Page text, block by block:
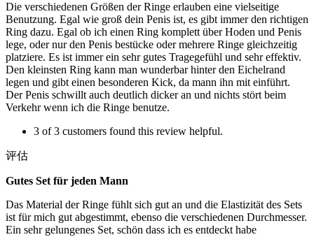
Die verschiedenen Größen der Ringe erlauben eine vielseitige
Benutzung. Egal wie groß dein Penis ist, es gibt immer den richtigen
Ring dazu. Egal ob ich einen Ring komplett über Hoden und Penis
lege, oder nur den Penis bestücke oder mehrere Ringe gleichzeitig
platziere. Es ist immer ein sehr gutes Tragegefühl und sehr effektiv.
Den kleinsten Ring kann man wunderbar hinter den Eichelrand
legen und gibt einen besonderen Kick, da mann ihn mit einführt.
Der Penis schwillt auch deutlich dicker an und nichts stört beim
Verkehr wenn ich die Ringe benutze.
3 of 3 customers found this review helpful.
评估
Gutes Set für jeden Mann
Das Material der Ringe fühlt sich gut an und die Elastizität des Sets
ist für mich gut abgestimmt, ebenso die verschiedenen Durchmesser.
Ein sehr gelungenes Set, schön dass ich es entdeckt habe